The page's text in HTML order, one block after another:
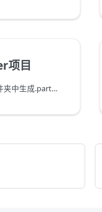
项目
ToughGFX 生成器在TouchGFX文件夹中生成.part文件，该文件夹使用TouchGFX Designer打开，以便创建完整的TouchGFX-项目，包括TouchGFX头文件和库。 The .part file contains relevant application information such as pixel format, and canvas dimensions that TouchGFX Designer uses when generating TouchGFX application code.